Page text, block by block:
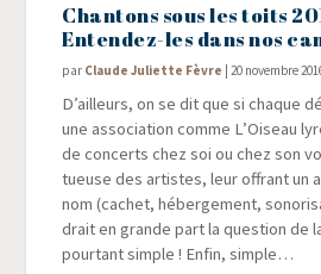
Chantons sous les toits
Entendez-les dans nos
par Claude Juliette Fèvre |20 novembre
D’ailleurs, on se dit que si chaque
une asso­cia­tion comme L’Oiseau
de concerts chez soi ou chez son
tueuse des artistes, leur offrant un
nom (cachet, héber­ge­ment,
drait en grande part la ques­tion de
pour­tant simple ! Enfin, simple…